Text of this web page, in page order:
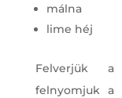
málna
lime héj
Felverjük a
felnyomjuk a